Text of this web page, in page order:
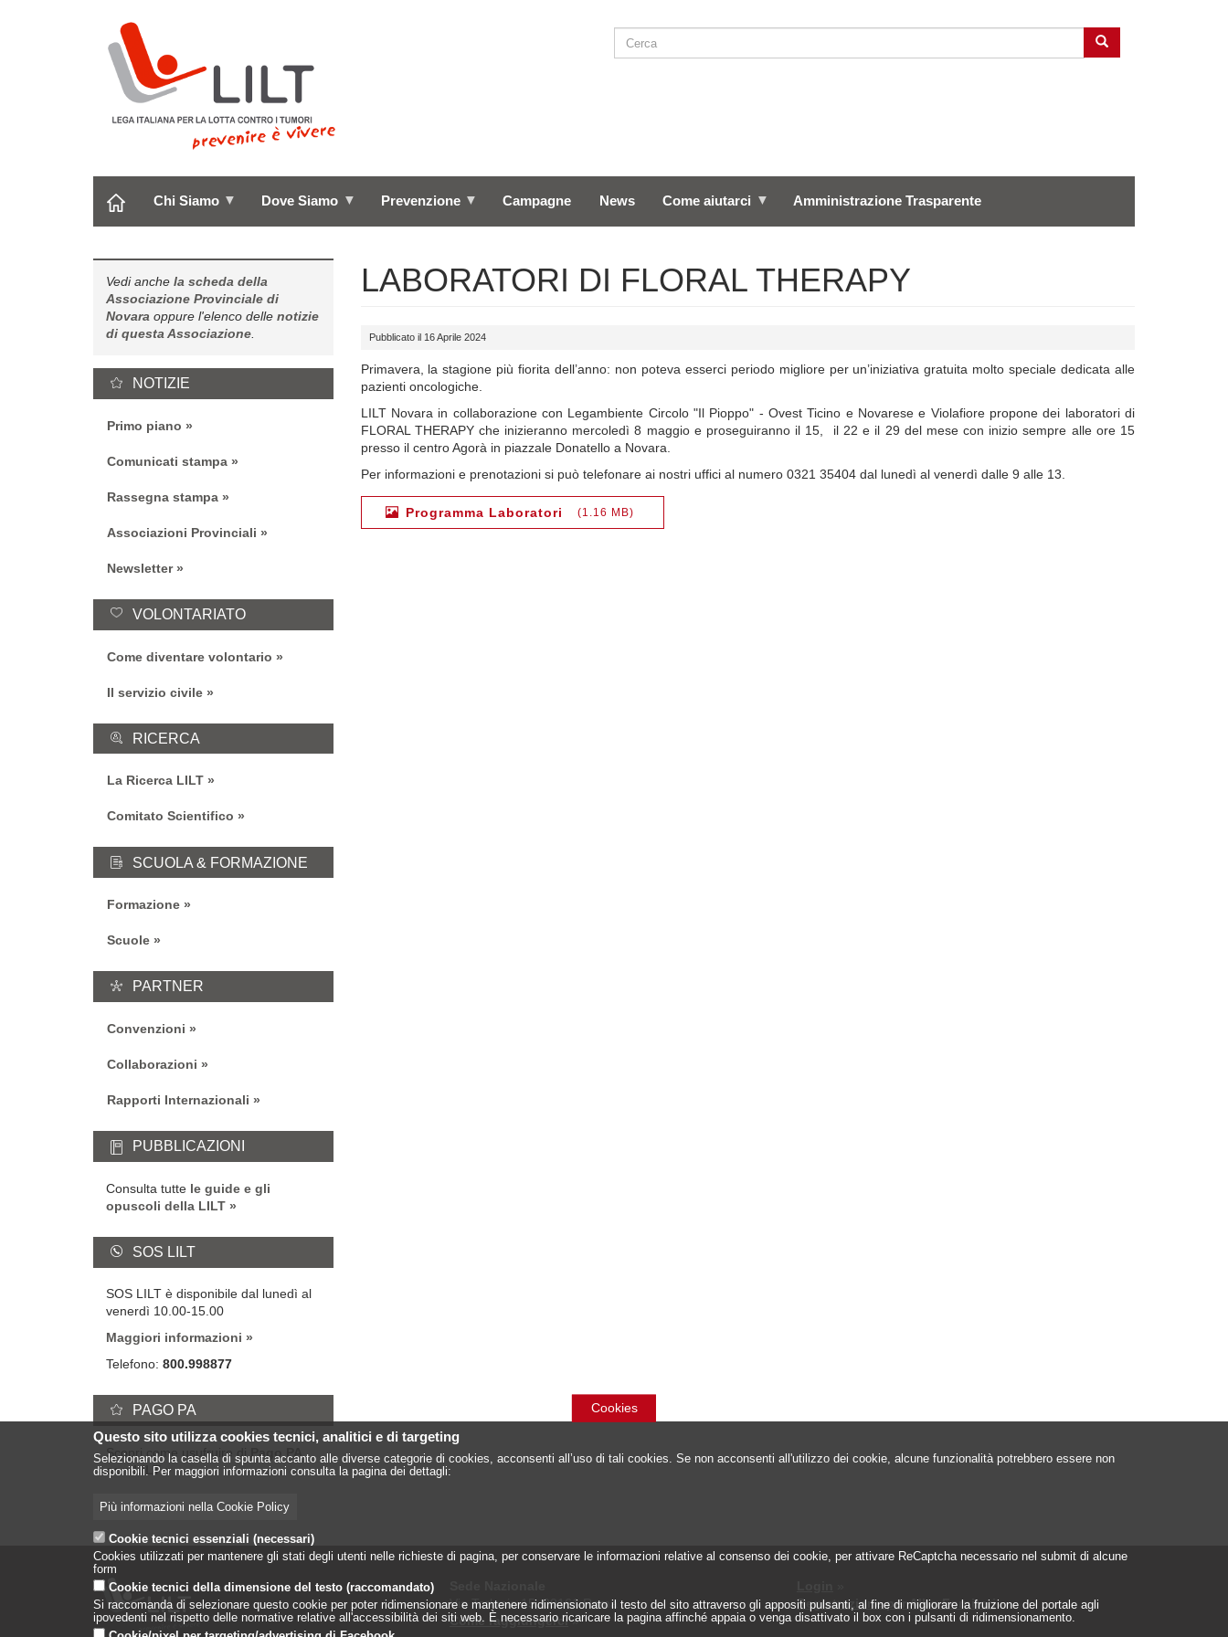
SEARCH Cerca
Chi Siamo Dove Siamo Prevenzione Campagne News Come aiutarci Amministrazione Trasparente
Vedi anche la scheda della
Associazione Provinciale di
Novara oppure l'elenco delle notizie
di questa Associazione
NOTIZIE
Primo piano
Comunicati stampa
Rassegna stampa
Associazioni Provinciali
Newsletter
VOLONTARIATO
Come diventare volontario
Il servizio civile
RICERCA
La Ricerca LILT
Comitato Scientifico
SCUOLA & FORMAZIONE
Formazione
Scuole
PARTNER
Convenzioni
Collaborazioni
Rapporti Internazionali
PUBBLICAZIONI
Consulta tutte le guide e gli
opuscoli della LILT
SOS LILT
SOS LILT è disponibile dal lunedì al
venerdì 10.00-15.00
Maggiori informazioni
Telefono: 800.998877
PAGO PA
Scopri come usufruire di
Pago PA
con LILT
LABORATORI DI FLORAL THERAPY
Pubblicato il 16 Aprile 2024
Primavera, la stagione più fiorita dell’anno: non poteva esserci periodo migliore per un’iniziativa gratuita molto speciale dedicata alle
pazienti oncologiche.
LILT Novara in collaborazione con Legambiente Circolo "Il Pioppo" - Ovest Ticino e Novarese e Violafiore propone dei laboratori di
FLORAL THERAPY che inizieranno mercoledì 8 maggio e proseguiranno il 15, il 22 e il 29 del mese con inizio sempre alle ore 15
presso il centro Agorà in piazzale Donatello a Novara.
Per informazioni e prenotazioni si può telefonare ai nostri uffici al numero 0321 35404 dal lunedì al venerdì dalle 9 alle 13.
Programma Laboratori 1.16 MB
Via Torlonia 15, 00161 Roma
Come raggiungerci»
Registrazione per Albo Fornitori»
Cookies
Questo sito utilizza cookies tecnici, analitici e di targeting
Selezionando la casella di spunta accanto alle diverse categorie di cookies, acconsenti all’uso di tali cookies. Se non acconsenti all'utilizzo dei cookie, alcune funzionalità potrebbero essere non
disponibili. Per maggiori informazioni consulta la pagina dei dettagli:
Più informazioni nella Cookie Policy
Cookie tecnici essenziali (necessari)
Cookies utilizzati per mantenere gli stati degli utenti nelle richieste di pagina, per conservare le informazioni relative al consenso dei cookie, per attivare ReCaptcha necessario nel submit di alcune
form
Cookie tecnici della dimensione del testo (raccomandato)
Si raccomanda di selezionare questo cookie per poter ridimensionare e mantenere ridimensionato il testo del sito attraverso gli appositi pulsanti, al fine di migliorare la fruizione del portale agli
ipovedenti nel rispetto delle normative relative all'accessibilità dei siti web. È necessario ricaricare la pagina affinché appaia o venga disattivato il box con i pulsanti di ridimensionamento.